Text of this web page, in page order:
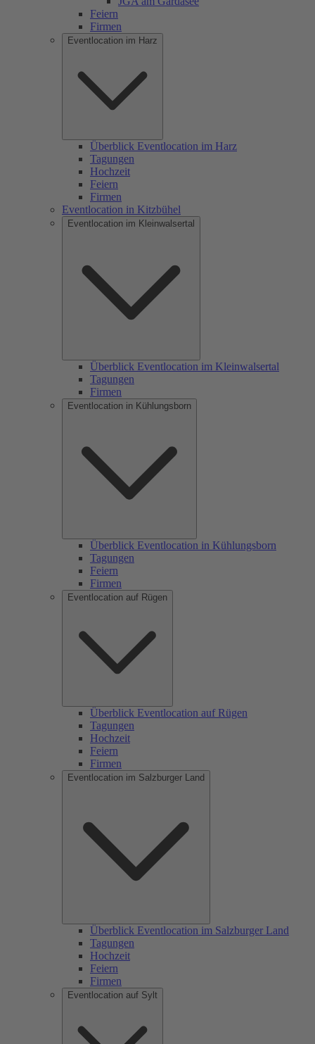
Feiern
Firmen
Eventlocation im Harz
Überblick Eventlocation im Harz
Tagungen
Hochzeit
Feiern
Firmen
Eventlocation in Kitzbühel
Eventlocation im Kleinwalsertal
Überblick Eventlocation im Kleinwalsertal
Tagungen
Firmen
Eventlocation in Kühlungsborn
Überblick Eventlocation in Kühlungsborn
Tagungen
Feiern
Firmen
Eventlocation auf Rügen
Überblick Eventlocation auf Rügen
Tagungen
Hochzeit
Feiern
Firmen
Eventlocation im Salzburger Land
Überblick Eventlocation im Salzburger Land
Tagungen
Hochzeit
Feiern
Firmen
Eventlocation auf Sylt